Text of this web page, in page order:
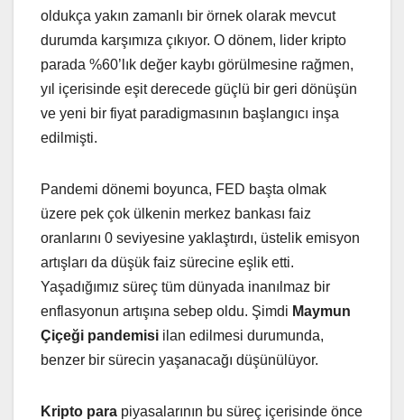
oldukça yakın zamanlı bir örnek olarak mevcut
durumda karşımıza çıkıyor. O dönem, lider kripto
parada %60’lık değer kaybı görülmesine rağmen,
yıl içerisinde eşit derecede güçlü bir geri dönüşün
ve yeni bir fiyat paradigmasının başlangıcı inşa
edilmişti.
Pandemi dönemi boyunca, FED başta olmak
üzere pek çok ülkenin merkez bankası faiz
oranlarını 0 seviyesine yaklaştırdı, üstelik emisyon
artışları da düşük faiz sürecine eşlik etti.
Yaşadığımız süreç tüm dünyada inanılmaz bir
enflasyonun artışına sebep oldu. Şimdi Maymun
Çiçeği pandemisi ilan edilmesi durumunda,
benzer bir sürecin yaşanacağı düşünülüyor.
Kripto para piyasalarının bu süreç içerisinde önce